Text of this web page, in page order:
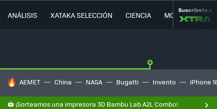
ANÁLISIS XATAKA SELECCIÓN CIENCIA MOVILIDAD
Suscríbete a
HOY SE HABLA DE
AEMET China NASA Bugatti Invento iPhone
🖨️ ¡Sorteamos una impresora 3D Bambu Lab A2L Combo!